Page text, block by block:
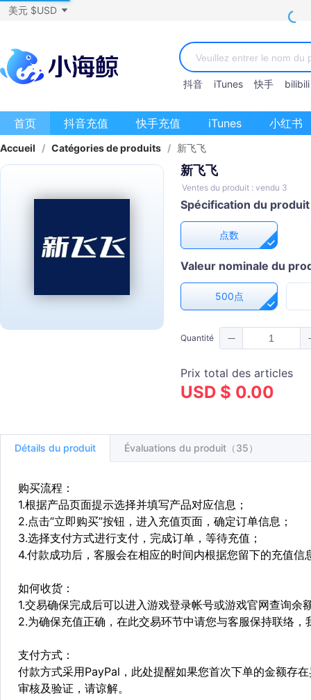
美元 $USD
抖音 iTunes 快手 bilibili
首页 抖音充值 快手充值 iTunes 小红书
Accueil / Catégories de produits / 新飞飞
新飞飞
Ventes du produit : vendu 3
Spécification du produit
点数
Valeur nominale du
500点
Quantité
Prix total des articles
USD $ 0.00
Détails du produit Évaluations du produit（35）
购买流程：
1.根据产品页面提示选择并填写产品对应信息；
2.点击“立即购买”按钮，进入充值页面，确定订单信息；
3.选择支付方式进行支付，完成订单，等待充值；
4.付款成功后，客服会在相应的时间内根据您留下的充值
如何收货：
1.交易确保完成后可以进入游戏登录帐号或游戏官网查询余
2.为确保充值正确，在此交易环节中请您与客服保持联络
支付方式：
付款方式采用PayPal，此处提醒如果您首次下单的金额存
审核及验证，请谅解。